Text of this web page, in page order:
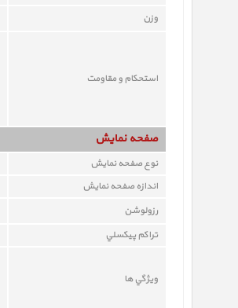
وزن
استحکام و مقاومت
صفحه نمايش
نوع صفحه نمايش
اندازه صفحه نمايش
رزولوشن
تراکم پيکسلي
ويژگي ها